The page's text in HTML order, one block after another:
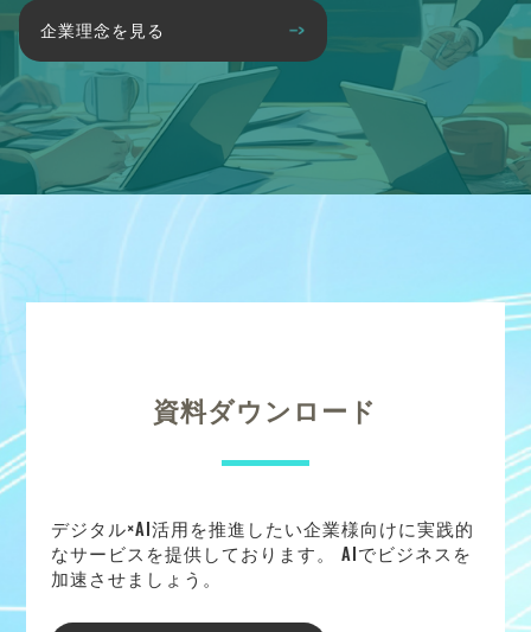
企業理念を見る
資料ダウンロード
デジタル×AI活用を推進したい企業様向けに実践的
なサービスを提供しております。 AIでビジネスを
加速させましょう。